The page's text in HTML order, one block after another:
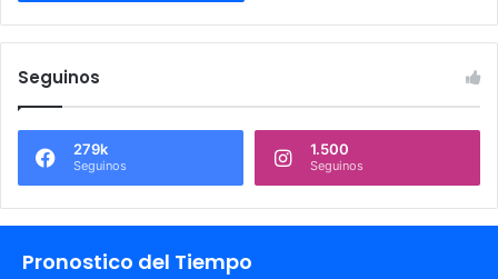
Seguinos
279k
Seguinos
1.500
Seguinos
Pronostico del Tiempo